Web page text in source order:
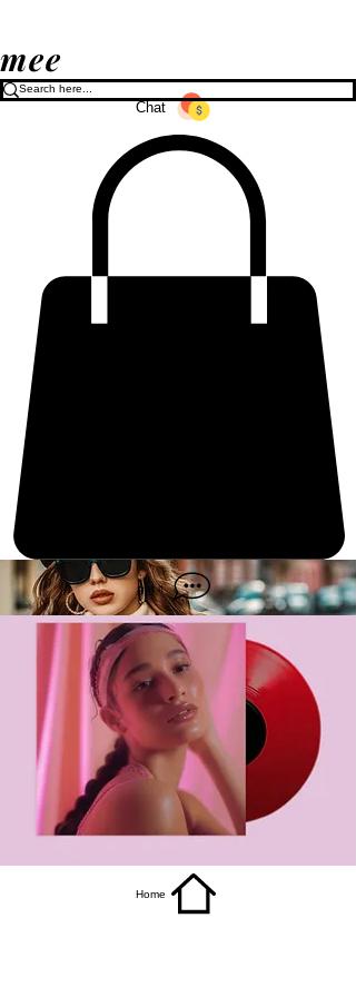
mee
Chat
get it
Home